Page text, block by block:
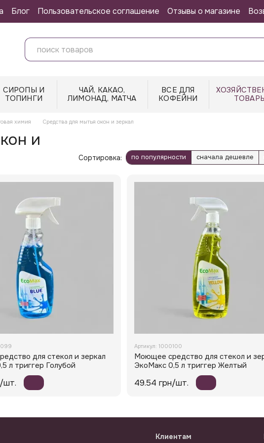
Блог Пользовательское соглашение Отзывы о магазине
СИРОПЫ И
ТОПИНГИ
ЧАЙ, КАКАО,
ЛИМОНАД, МАТЧА
ВСЕ ДЛЯ
КОФЕЙНИ
химия Средства для мытья окон и зеркал
и
Сортировка: по популярности сначала дешевле
для стекол и зеркал
л триггер Голубой
шт.
Артикул: 1000100
Моющее средство для стекол и
ЭкоМакс 0,5 л триггер Желтый
49.54 грн/шт.
Клиентам